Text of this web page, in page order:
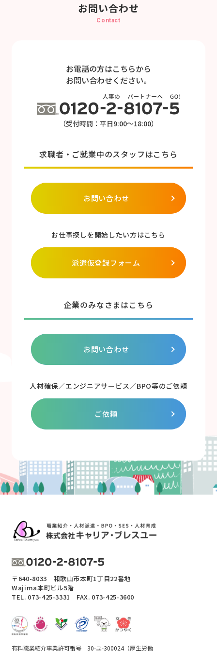
お問い合わせ
Contact
お電話の方はこちらから
お問い合わせください。
（受付時間：平日9:00～18:00）
求職者・ご就業中のスタッフはこちら
お問い合わせ
お仕事探しを開始したい方はこちら
派遣仮登録フォーム
企業のみなさまはこちら
お問い合わせ
人材確保／エンジニアサービス／BPO等のご依頼
ご依頼
〒640-8033 和歌山市本町1丁目22番地
Wajima本町ビル5階
TEL. 073-425-3331 FAX. 073-425-3600
有料職業紹介事業許可番号 30-ユ-300024（厚生労働